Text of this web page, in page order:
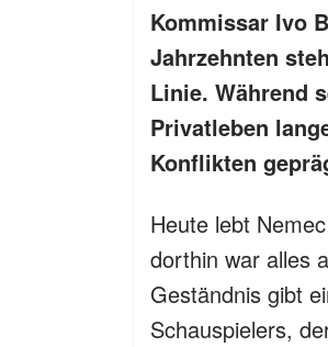
Kommissar Ivo
Jahrzehnten
Linie. Während
Privatleben
Konflikten
Heute lebt
dorthin war alles
Geständnis gibt
Schauspielers,